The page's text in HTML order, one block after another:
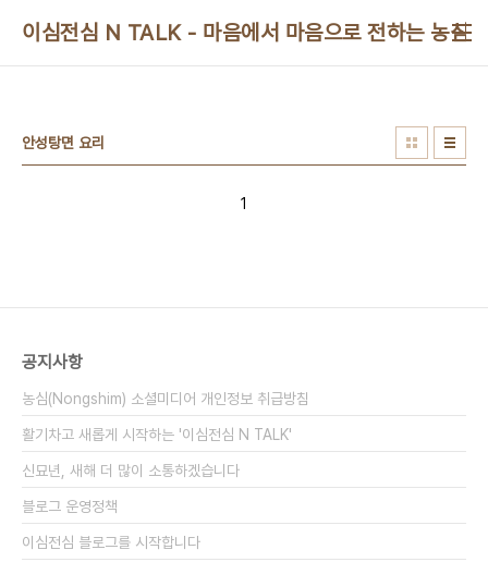
이심전심 N TALK - 마음에서 마음으로 전하는 농심
안성탕면 요리
1
공지사항
농심(Nongshim) 소셜미디어 개인정보 취급방침
활기차고 새롭게 시작하는 '이심전심 N TALK'
신묘년, 새해 더 많이 소통하겠습니다
블로그 운영정책
이심전심 블로그를 시작합니다